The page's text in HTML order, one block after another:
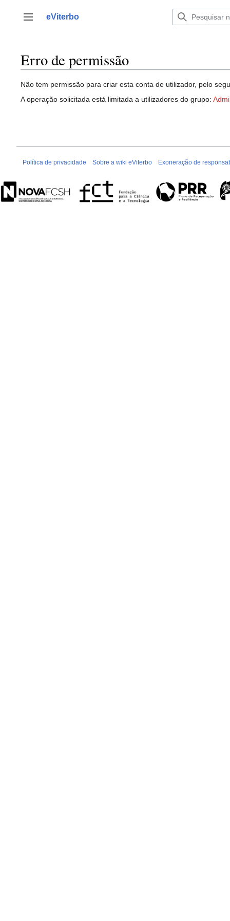
para
Alternar barra lateral
eViterbo
Erro de permissão
Não tem permissão para criar esta conta de utilizador, pelo
A operação solicitada está limitada a utilizadores do grupo:
Política de privacidade Sobre a wiki eViterbo Exoneração de